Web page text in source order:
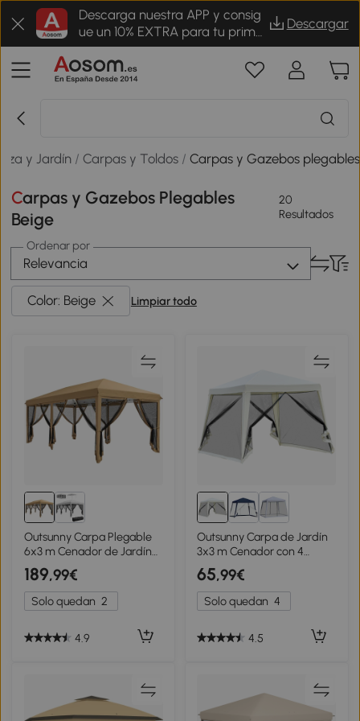
Descarga nuestra APP y consig
ue un 10% EXTRA para tu prime
r pedido
Descargar
y Jardín /Carpas y Toldos /Carpas y Gazebos plegables
Carpas y Gazebos Plegables
Beige
20
Resultados
Ordenar por
Relevancia
Color: Beige Limpiar todo
Outsunny Carpa Plegable
6x3 m Cenador de Jardín
con 6 Mosquiteras Bolsa de
Transporte y Marco de
Acero para Camping
Fiestas Beige
189,99€
Solo quedan 2
4.9
Outsunny Carpa de Jardín
3x3 m Cenador con 4
Partes Laterales Mosquitera
con Cremallera Protección
UV Impermeable para
Patio Exterior Eventos
65,99€
Solo quedan 4
4.5